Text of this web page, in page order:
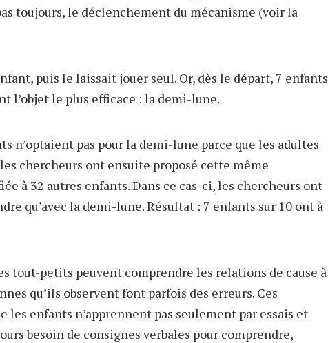
toujours, le déclenchement du mécanisme (voir la
puis le laissait jouer seul. Or, dès le départ, 7 enfants
l’objet le plus efficace : la demi-lune.
n’optaient pas pour la demi-lune parce que les adultes
chercheurs ont ensuite proposé cette même
à 32 autres enfants. Dans ce cas-ci, les chercheurs ont
qu’avec la demi-lune. Résultat : 7 enfants sur 10 ont à
tout-petits peuvent comprendre les relations de cause à
qu’ils observent font parfois des erreurs. Ces
les enfants n’apprennent pas seulement par essais et
besoin de consignes verbales pour comprendre,